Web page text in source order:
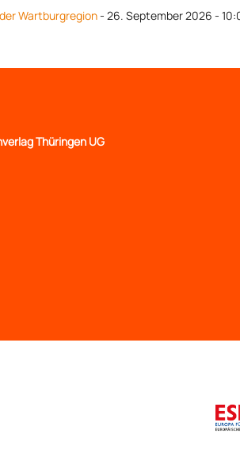
Wartburgregion- 26. September 2026 -
Thüringen UG